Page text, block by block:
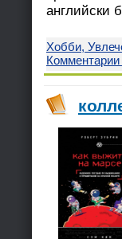
английски
Хобби,
Комментарии